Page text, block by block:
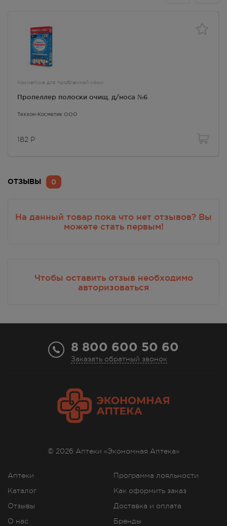
Косметика для проблемной кожи
Пропеллер полоски очищ. д/носа №6
Теххон-Косметик ООО
182 Р
0
ОТЗЫВЫ
Чтобы оставить отзыв необходимо
авторизоваться
На данный товар пока что нет отзывов? Вы
можете стать первым!
8 800 600 50 60
Заказать обратный звонок
Аптеки
Каталог
Отзывы
О нас
Программа лояльности
Как оформить заказ
Доставка и оплата
Бренды
© 2026 Аптеки «Экономная Аптека»